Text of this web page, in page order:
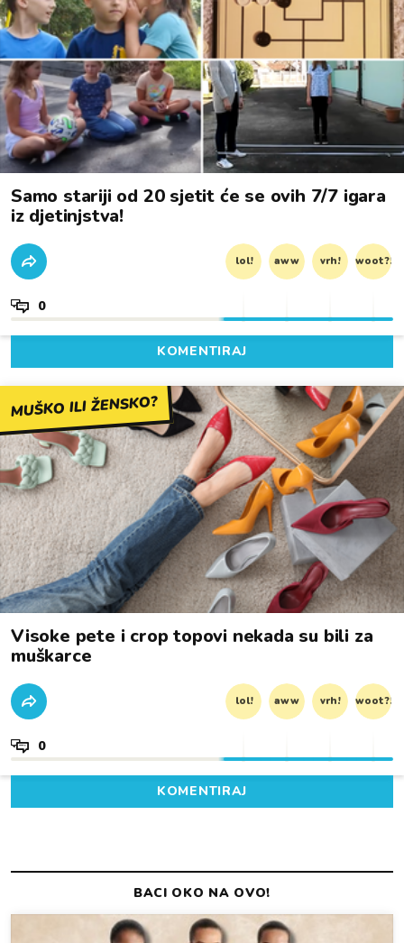
Samo stariji od 20 sjetit će se ovih 7/7 igara
iz djetinjstva!
lol! aww vrh! woot?!
0
KOMENTIRAJ
MUŠKO ILI ŽENSKO?
Visoke pete i crop topovi nekada su bili za
muškarce
lol! aww vrh! woot?!
0
KOMENTIRAJ